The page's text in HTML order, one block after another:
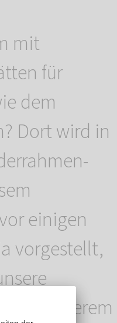
mit
für
dem
Dort wird in
einigen
vorgestellt,
in unserem